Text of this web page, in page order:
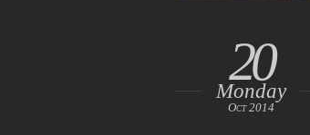
20
Monday
Oct 2014